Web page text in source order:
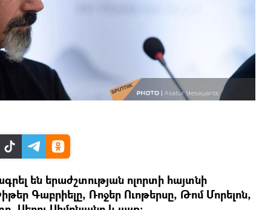
են երաժշտության ոլորտի հայտնի
Գաբրիելը, Ռոջեր Ուոթերսը, Թոմ Մորելոն,